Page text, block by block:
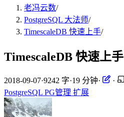
老冯云数/
PostgreSQL 大法师/
TimescaleDB 快速上手/
TimescaleDB 快速上手
2018-09-07·9242 字·19 分钟·
·
PostgreSQL PG管理 扩展